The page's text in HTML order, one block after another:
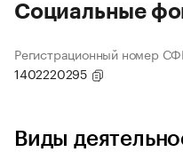
Социальные
Регистрационный номер
1402220295
Виды